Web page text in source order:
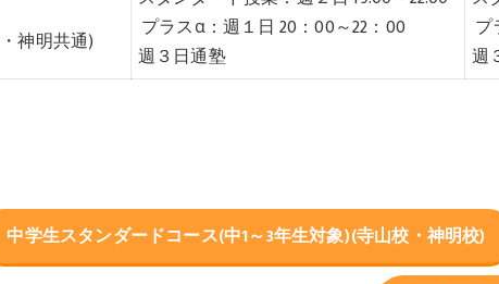
神明共通)
プラスα：週１日 20：00～22：00
週３日通塾
プ
週
中学生スタンダードコース(中1～3年生対象)(寺山校・神明校)